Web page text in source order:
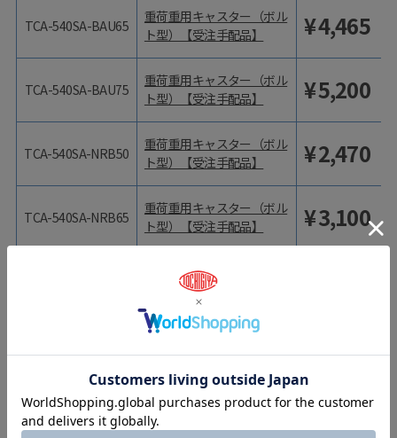
TCA-540SA-BAU65
TCA-540SA-BAU75
TCA-540SA-NRB50
TCA-540SA-NRB65
重荷重用キャスター（ボル
ト型）【受注手配品】
¥4,465
重荷重用キャスター（ボル
ト型）【受注手配品】
¥5,200
重荷重用キャスター（ボル
ト型）【受注手配品】
¥2,470
重荷重用キャスター（ボル
ト型）【受注手配品】
¥3,100
商品名
重荷重用キャスター（ボル
ト型）【受注手配品】
ユーザーレビュー